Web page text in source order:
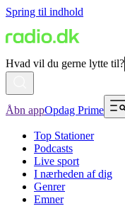
Spring til indhold
Hvad vil du gerne lytte til?
Åbn appOpdag Prime
Top Stationer
Podcasts
Live sport
I nærheden af dig
Genrer
Emner